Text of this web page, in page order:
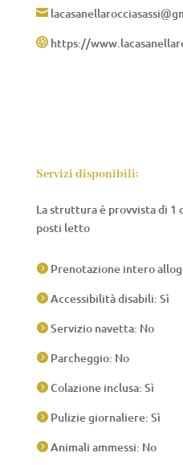

https://
Servizi disponibili:
La struttura è provvista di 1
posti letto
Prenotazione intero
Accessibilità disabili: Sì
Servizio navetta: No
Parcheggio: No
Colazione inclusa: Sì
Pulizie giornaliere: Sì
Animali ammessi: No